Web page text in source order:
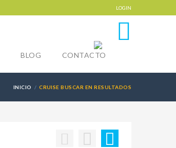
LOGIN
BLOG CONTACTO
INICIO CRUISE BUSCAR EN RESULTADOS